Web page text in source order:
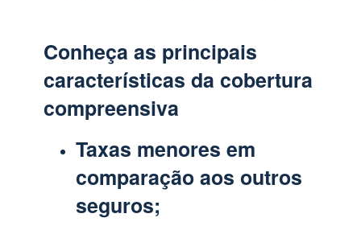
Conheça as principais
características da cobertura
compreensiva
Taxas menores em
comparação aos outros
seguros;